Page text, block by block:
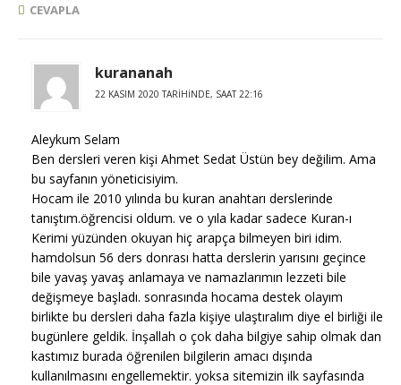
CEVAPLA
kurananah
22 KASIM 2020 TARIHINDE, SAAT 22:16
Aleykum Selam
Ben dersleri veren kişi Ahmet Sedat Üstün bey değilim. Ama
bu sayfanın yöneticisiyim.
Hocam ile 2010 yılında bu kuran anahtarı derslerinde
tanıştım.öğrencisi oldum. ve o yıla kadar sadece Kuran-ı
Kerimi yüzünden okuyan hiç arapça bilmeyen biri idim.
hamdolsun 56 ders donrası hatta derslerin yarısını geçince
bile yavaş yavaş anlamaya ve namazlarımın lezzeti bile
değişmeye başladı. sonrasında hocama destek olayım
birlikte bu dersleri daha fazla kişiye ulaştıralım diye el birliği ile
bugünlere geldik. İnşallah o çok daha bilgiye sahip olmak dan
kastımız burada öğrenilen bilgilerin amacı dışında
kullanılmasını engellemektir. yoksa sitemizin ilk sayfasında